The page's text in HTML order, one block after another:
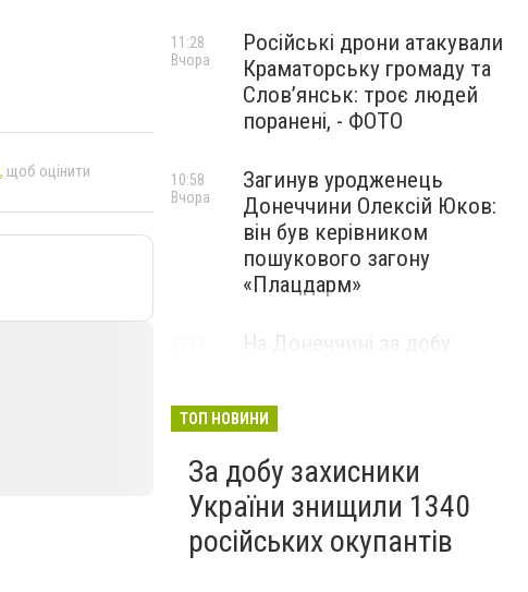
, щоб оцінити
Російські дрони атакували
Краматорську громаду та
Слов’янськ: троє людей
поранені, - ФОТО
11:28
Вчора
Загинув уродженець
Донеччини Олексій Юков:
він був керівником
пошукового загону
«Плацдарм»
10:58
Вчора
На Донеччині за добу
одна людина загинула та ще
ТОП НОВИНИ
За добу захисники
України знищили 1340
російських окупантів